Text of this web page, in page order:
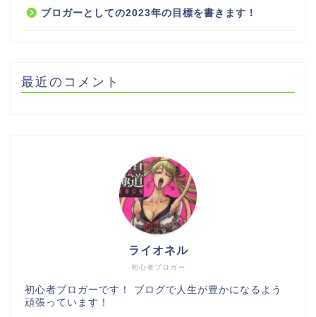
ブロガーとしての2023年の目標を書きます！
最近のコメント
初心者ブロガー
ライオネル
初心者ブロガーです！ ブログで人生が豊かになるよう
頑張っています！